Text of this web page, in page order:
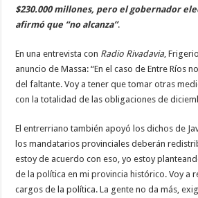
$230.000 millones, pero el gobernador
afirmó que “no alcanza”.
En una entrevista con Radio Rivadavia,
anuncio de Massa: “En el caso de Entre Ríos
del faltante. Voy a tener que tomar otras
con la totalidad de las obligaciones de
El entrerriano también apoyó los dichos de
los mandatarios provinciales deberán
estoy de acuerdo con eso, yo estoy
de la política en mi provincia histórico. Voy a
cargos de la política. La gente no da más,